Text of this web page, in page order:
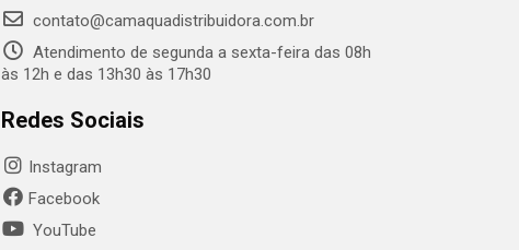
contato@camaquadistribuidora.com.br
Atendimento de segunda a sexta-feira das 08h
às 12h e das 13h30 às 17h30
Redes Sociais
Instagram
Facebook
YouTube